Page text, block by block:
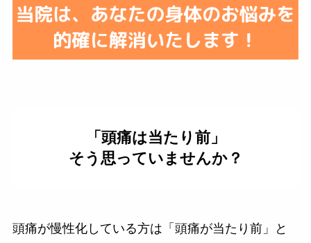
「頭痛は当たり前」
そう思っていませんか？
頭痛が慢性化している方は「頭痛が当たり前」と